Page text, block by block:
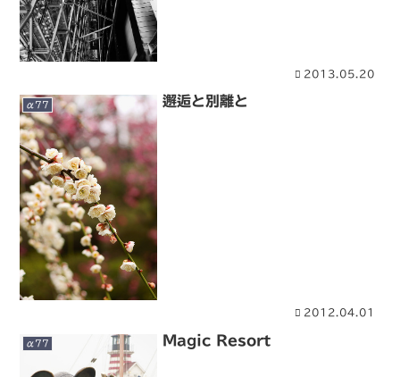
2013.05.20
α77 邂逅と別離と
2012.04.01
α77 Magic Resort